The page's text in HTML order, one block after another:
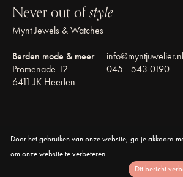
Never out ofstyle
Mynt Jewels & Watches
Berden mode & meer
Promenade 12
6411 JK Heerlen
info@myntjuwelier.nl
045 - 543 0190
© Copyright 2026 Mynt Jewels & Watches
Door het gebruiken van onze website, ga je akkoord
om onze website te verbeteren.
Dit bericht